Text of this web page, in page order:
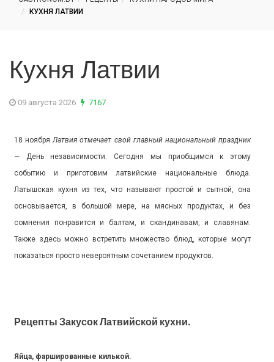
КУХНЯ ЛАТВИИ
Кухня Латвии
09 августа 2026 7167
18 ноябряЛатвия отмечает свой главный национальный праздник
— День независимости. Сегодня мы приобщимся к этому
событию и приготовим латвийские национальные блюда.
Латышская кухня из тех, что называют простой и сытной, она
основывается, в большой мере, на мясных продуктах, и без
сомнения понравится и балтам, и скандинавам, и славянам.
Также здесь можно встретить множество блюд, которые могут
показаться просто невероятным сочетанием продуктов.
Рецепты Закусок Латвийской кухни.
Яйца, фаршированные килькой.